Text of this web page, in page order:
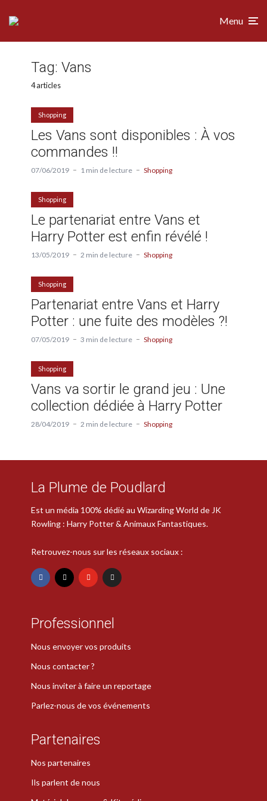
Menu
Tag: Vans
4 articles
Shopping
Les Vans sont disponibles : À vos
commandes !!
07/06/2019 1 min de lecture Shopping
Shopping
Le partenariat entre Vans et
Harry Potter est enfin révélé !
13/05/2019 2 min de lecture Shopping
Shopping
Partenariat entre Vans et Harry
Potter : une fuite des modèles ?!
07/05/2019 3 min de lecture Shopping
Shopping
Vans va sortir le grand jeu : Une
collection dédiée à Harry Potter
28/04/2019 2 min de lecture Shopping
La Plume de Poudlard
Est un média 100% dédié au Wizarding World de JK
Rowling : Harry Potter & Animaux Fantastiques.
Retrouvez-nous sur les réseaux sociaux :
Professionnel
Nous envoyer vos produits
Nous contacter ?
Nous inviter à faire un reportage
Parlez-nous de vos événements
Partenaires
Nos partenaires
Ils parlent de nous